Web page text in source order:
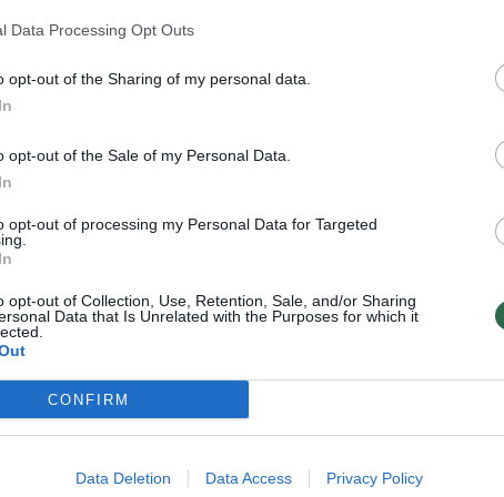
Data Processing Opt Outs
opt-out of the Sharing of my personal data.
opt-out of the Sale of my Personal Data.
opt-out of processing my Personal Data for Targeted
opt-out of Collection, Use, Retention, Sale, and/or Sharing
Data that Is Unrelated with the Purposes for which it
CONFIRM
Data Deletion Data Access Privacy Policy
pati suknelė,
panelė:
puošėsi
suknele
savo įvaizdį patiki Klaipėdos
šukuoseną – Kęstui Rimdžiui, o